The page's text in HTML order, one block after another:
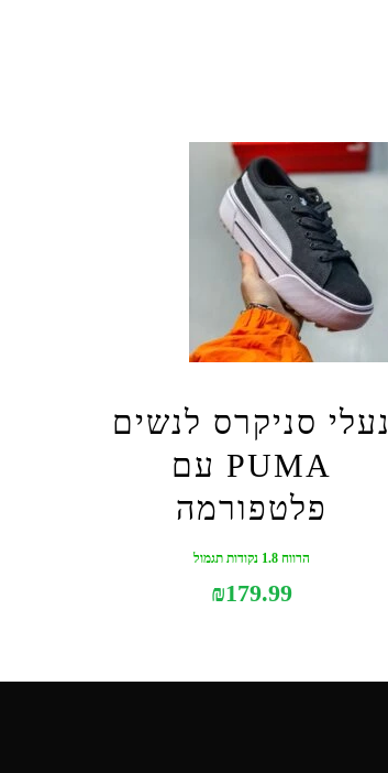
נעלי סניקרס לנשים
PUMA עם
פלטפורמה
הרווח 1.8 נקודות תגמול
₪179.99